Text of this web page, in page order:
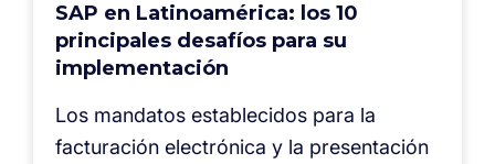
SAP en Latinoamérica: los 10
principales desafíos para su
implementación
Los mandatos establecidos para la
facturación electrónica y la presentación